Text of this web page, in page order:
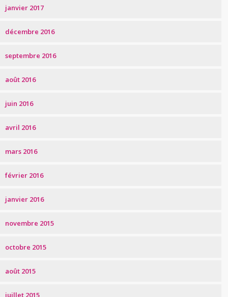
janvier 2017
décembre 2016
septembre 2016
août 2016
juin 2016
avril 2016
mars 2016
février 2016
janvier 2016
novembre 2015
octobre 2015
août 2015
juillet 2015